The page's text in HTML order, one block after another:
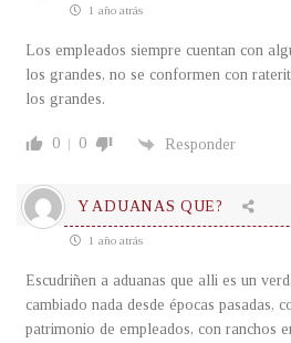
1 año atrás
Los empleados siempre cuentan con
los grandes, no se conformen con
los grandes.
0 0 Responder
Y ADUANAS QUE?
1 año atrás
Escudriñen a aduanas que alli es un
cambiado nada desde épocas pasadas,
patrimonio de empleados, con ranchos